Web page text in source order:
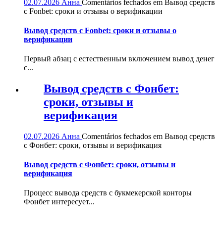
02.07.2026 Анна Comentários fechados em Вывод средств
с Fonbet: сроки и отзывы о верификации
Вывод средств с Fonbet: сроки и отзывы о
верификации
Первый абзац с естественным включением вывод денег
с...
Вывод средств с Фонбет:
сроки, отзывы и
верификация
02.07.2026 Анна Comentários fechados em Вывод средств
с Фонбет: сроки, отзывы и верификация
Вывод средств с Фонбет: сроки, отзывы и
верификация
Процесс вывода средств с букмекерской конторы
Фонбет интересует...